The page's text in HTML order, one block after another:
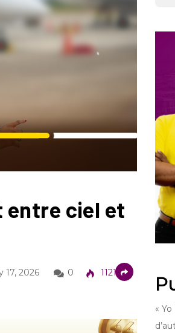
entre ciel et
17, 2026 0 1121
«